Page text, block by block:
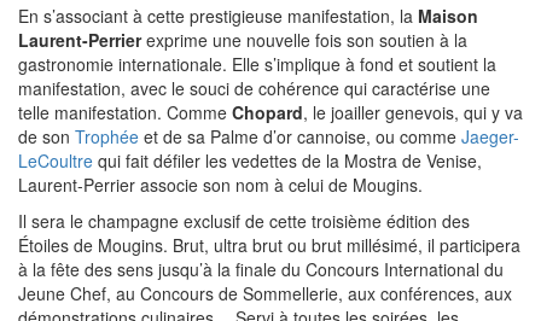
En s’associant à cette prestigieuse manifestation, la Maison
Laurent-Perrierexprime une nouvelle fois son soutien à la
gastronomie internationale. Elle s’implique à fond et soutient la
manifestation, avec le souci de cohérence qui caractérise une
telle manifestation. Comme Chopard, le joailler genevois, qui y va
de son Trophée et de sa Palme d’or cannoise, ou comme Jaeger-
LeCoultre qui fait défiler les vedettes de la Mostra de Venise,
Laurent-Perrier associe son nom à celui de Mougins.
Il sera le champagne exclusif de cette troisième édition des
Étoiles de Mougins. Brut, ultra brut ou brut millésimé, il participera
à la fête des sens jusqu’à la finale du Concours International du
Jeune Chef, au Concours de Sommellerie, aux conférences, aux